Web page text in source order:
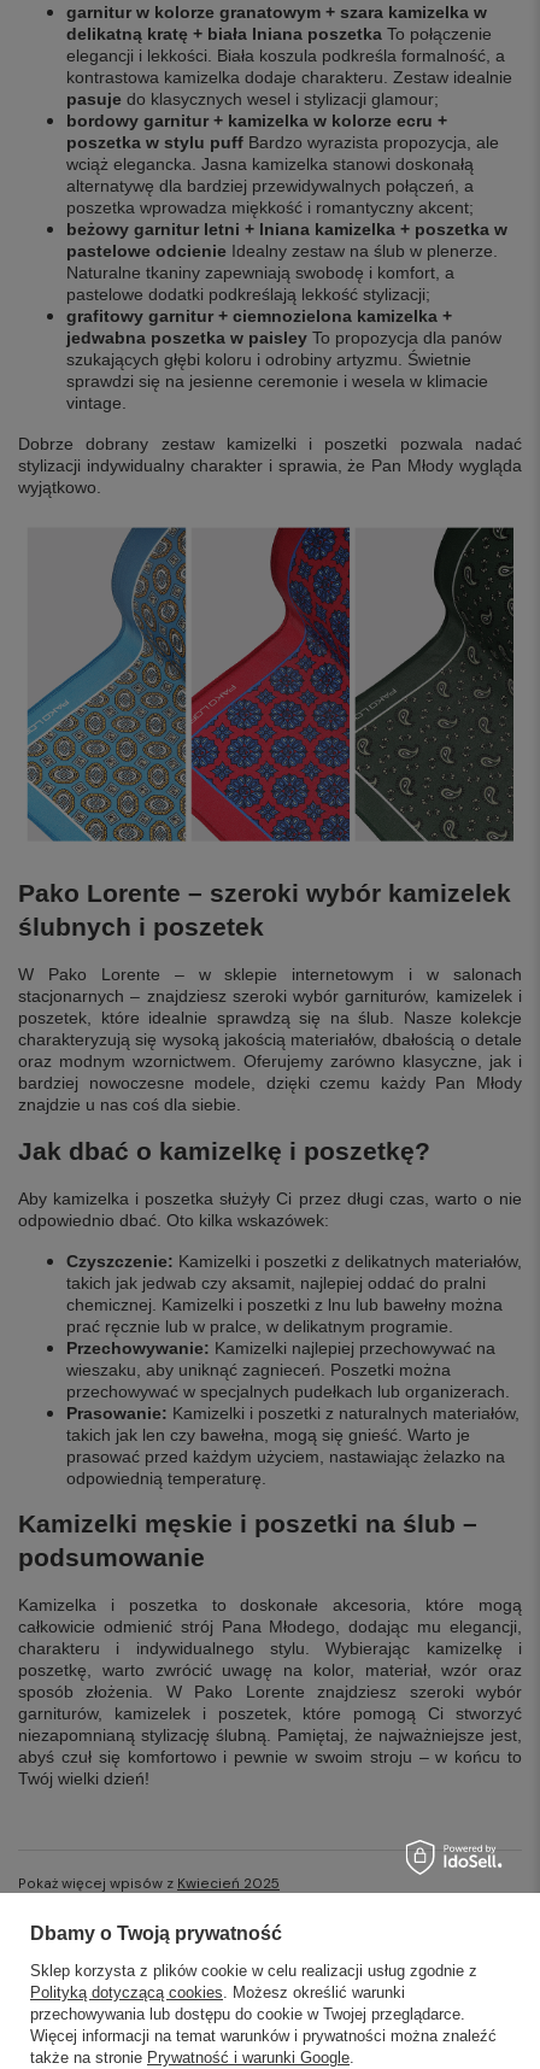
garnitur w kolorze granatowym + szara kamizelka w
delikatną kratę + biała lniana poszetka To połączenie
elegancji i lekkości. Biała koszula podkreśla formalność, a
kontrastowa kamizelka dodaje charakteru. Zestaw idealnie
pasuje do klasycznych wesel i stylizacji glamour;
bordowy garnitur + kamizelka w kolorze ecru +
poszetka w stylu puff Bardzo wyrazista propozycja, ale
wciąż elegancka. Jasna kamizelka stanowi doskonałą
alternatywę dla bardziej przewidywalnych połączeń, a
poszetka wprowadza miękkość i romantyczny akcent;
beżowy garnitur letni + lniana kamizelka + poszetka w
pastelowe odcienie Idealny zestaw na ślub w plenerze.
Naturalne tkaniny zapewniają swobodę i komfort, a
pastelowe dodatki podkreślają lekkość stylizacji;
grafitowy garnitur + ciemnozielona kamizelka +
jedwabna poszetka w paisley To propozycja dla panów
szukających głębi koloru i odrobiny artyzmu. Świetnie
sprawdzi się na jesienne ceremonie i wesela w klimacie
vintage.
Dobrze dobrany zestaw kamizelki i poszetki pozwala nadać
stylizacji indywidualny charakter i sprawia, że Pan Młody wygląda
wyjątkowo.
Pako Lorente – szeroki wybór kamizelek
ślubnych i poszetek
W Pako Lorente – w sklepie internetowym i w salonach
stacjonarnych – znajdziesz szeroki wybór garniturów, kamizelek i
poszetek, które idealnie sprawdzą się na ślub. Nasze kolekcje
charakteryzują się wysoką jakością materiałów, dbałością o detale
oraz modnym wzornictwem. Oferujemy zarówno klasyczne, jak i
bardziej nowoczesne modele, dzięki czemu każdy Pan Młody
znajdzie u nas coś dla siebie.
Jak dbać o kamizelkę i poszetkę?
Aby kamizelka i poszetka służyły Ci przez długi czas, warto o nie
odpowiednio dbać. Oto kilka wskazówek:
Czyszczenie: Kamizelki i poszetki z delikatnych materiałów,
takich jak jedwab czy aksamit, najlepiej oddać do pralni
chemicznej. Kamizelki i poszetki z lnu lub bawełny można
prać ręcznie lub w pralce, w delikatnym programie.
Przechowywanie: Kamizelki najlepiej przechowywać na
wieszaku, aby uniknąć zagnieceń. Poszetki można
przechowywać w specjalnych pudełkach lub organizerach.
Prasowanie: Kamizelki i poszetki z naturalnych materiałów,
takich jak len czy bawełna, mogą się gnieść. Warto je
prasować przed każdym użyciem, nastawiając żelazko na
odpowiednią temperaturę.
Kamizelki męskie i poszetki na ślub –
podsumowanie
Kamizelka i poszetka to doskonałe akcesoria, które mogą
całkowicie odmienić strój Pana Młodego, dodając mu elegancji,
charakteru i indywidualnego stylu. Wybierając kamizelkę i
poszetkę, warto zwrócić uwagę na kolor, materiał, wzór oraz
sposób złożenia. W Pako Lorente znajdziesz szeroki wybór
garniturów, kamizelek i poszetek, które pomogą Ci stworzyć
niezapomnianą stylizację ślubną. Pamiętaj, że najważniejsze jest,
abyś czuł się komfortowo i pewnie w swoim stroju – w końcu to
Twój wielki dzień!
Pokaż więcej wpisów z Kwiecień 2025
SKLEPY STACJONARNE
Dbamy o Twoją prywatność
Sklep korzysta z plików cookie w celu realizacji usług zgodnie z
Polityką dotyczącą cookies. Możesz określić warunki
przechowywania lub dostępu do cookie w Twojej przeglądarce.
Więcej informacji na temat warunków i prywatności można znaleźć
także na stronie Prywatność i warunki Google.